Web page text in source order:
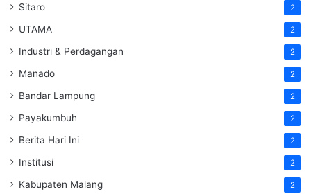
Sitaro 2
UTAMA 2
Industri & Perdagangan 2
Manado 2
Bandar Lampung 2
Payakumbuh 2
Berita Hari Ini 2
Institusi 2
Kabupaten Malang 2